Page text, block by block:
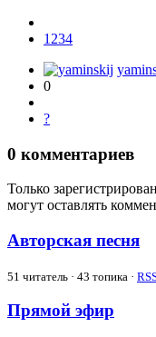
1234
0
?
0 комментариев
Только
могут оставлять
Aвторская песня
51 читатель · 43 топика ·
Прямой эфир